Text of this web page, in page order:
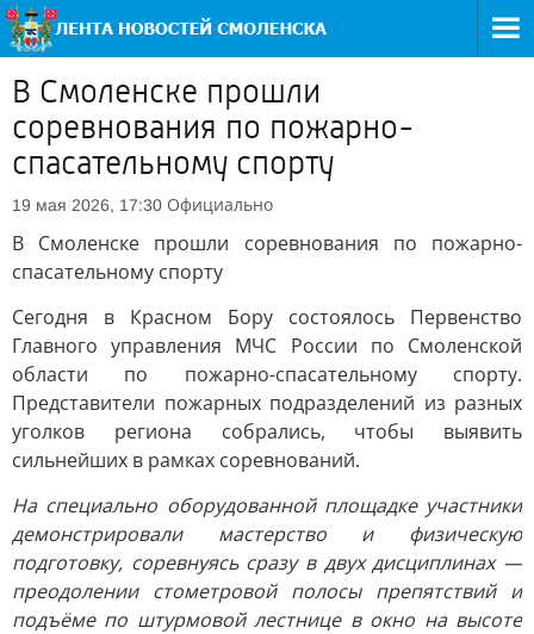
В Смоленске прошли
соревнования по пожарно-
спасательному спорту
19 мая 2026, 17:30 Официально
В Смоленске прошли соревнования по пожарно-
спасательному спорту
Сегодня в Красном Бору состоялось Первенство
Главного управления МЧС России по Смоленской
области по пожарно-спасательному спорту.
Представители пожарных подразделений из разных
уголков региона собрались, чтобы выявить
сильнейших в рамках соревнований.
На специально оборудованной площадке участники
демонстрировали мастерство и физическую
подготовку, соревнуясь сразу в двух дисциплинах —
преодолении стометровой полосы препятствий и
подъёме по штурмовой лестнице в окно на высоте